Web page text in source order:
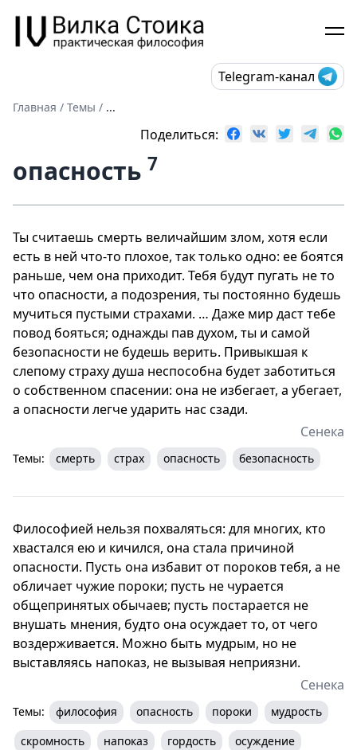
Telegram-канал
Главная / Темы / ...
Поделиться:
опасность 7
Ты считаешь смерть величайшим злом, хотя если
есть в ней что-то плохое, так только одно: ее боятся
раньше, чем она приходит. Тебя будут пугать не то
что опасности, а подозрения, ты постоянно будешь
мучиться пустыми страхами. … Даже мир даст тебе
повод бояться; однажды пав духом, ты и самой
безопасности не будешь верить. Привыкшая к
слепому страху душа неспособна будет заботиться
о собственном спасении: она не избегает, а убегает,
а опасности легче ударить нас сзади.
Сенека
Темы: смерть страх опасность безопасность
Философией нельзя похваляться: для многих, кто
хвастался ею и кичился, она стала причиной
опасности. Пусть она избавит от пороков тебя, а не
обличает чужие пороки; пусть не чурается
общепринятых обычаев; пусть постарается не
внушать мнения, будто она осуждает то, от чего
воздерживается. Можно быть мудрым, но не
выставляясь напоказ, не вызывая неприязни.
Сенека
Темы: философия опасность пороки
мудрость
скромность
напоказ гордость осуждение